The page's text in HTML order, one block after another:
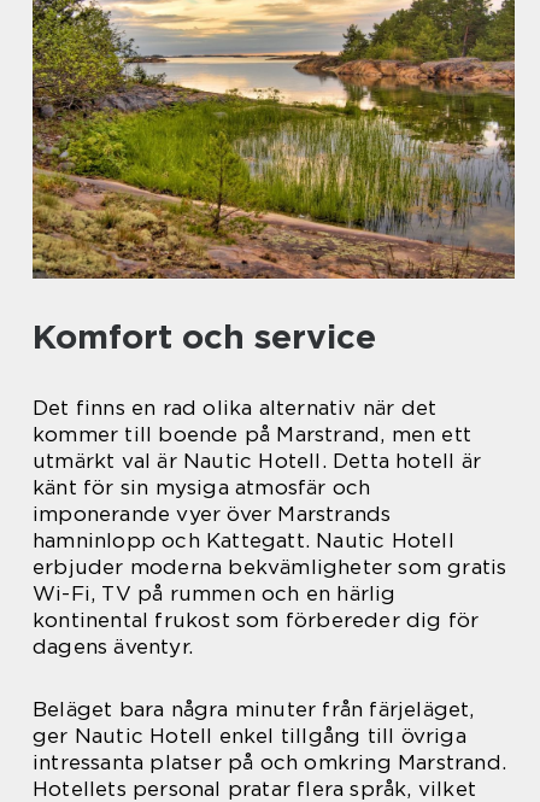
Komfort och service
Det finns en rad olika alternativ när det
kommer till boende på Marstrand, men ett
utmärkt val är Nautic Hotell. Detta hotell är
känt för sin mysiga atmosfär och
imponerande vyer över Marstrands
hamninlopp och Kattegatt. Nautic Hotell
erbjuder moderna bekvämligheter som gratis
Wi-Fi, TV på rummen och en härlig
kontinental frukost som förbereder dig för
dagens äventyr.
Beläget bara några minuter från färjeläget,
ger Nautic Hotell enkel tillgång till övriga
intressanta platser på och omkring Marstrand.
Hotellets personal pratar flera språk, vilket